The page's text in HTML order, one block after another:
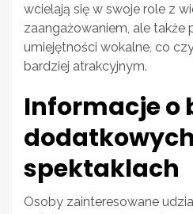
wcielają się w swoje role z
zaangażowaniem, ale także
umiejętności wokalne, co
bardziej atrakcyjnym.
Informacje o
dodatkowych
spektaklach
Osoby zainteresowane